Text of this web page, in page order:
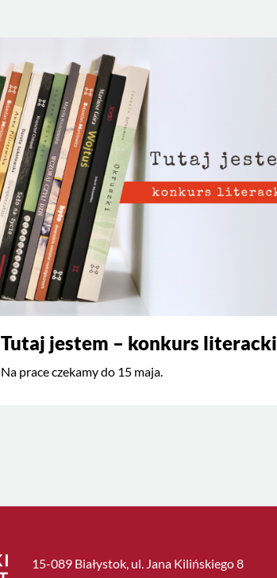
Tutaj jestem – konkurs literacki
Na prace czekamy do 15 maja.
15-089 Białystok, ul. Jana Kilińskiego 8